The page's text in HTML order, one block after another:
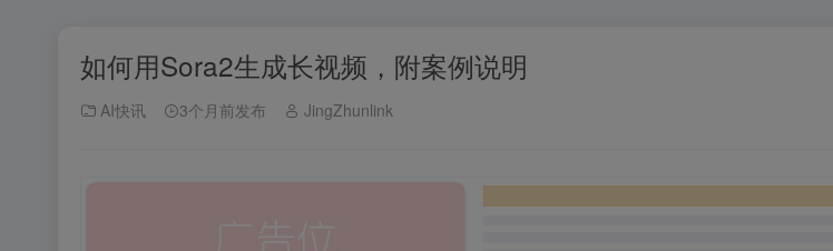
如何用Sora2生成长视频，附案例说明
AI快讯 3个月前发布 JingZhunlink